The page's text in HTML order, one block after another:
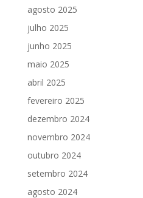
agosto 2025
julho 2025
junho 2025
maio 2025
abril 2025
fevereiro 2025
dezembro 2024
novembro 2024
outubro 2024
setembro 2024
agosto 2024